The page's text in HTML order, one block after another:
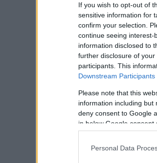
If you wish to opt-out of
sensitive information for
confirm your selection.
continue seeing
information disclosed to
further disclosure of your
participants. This
Downstream Participants
Please note that this
information including but
deny consent to Google
in below Google consent
Personal Data